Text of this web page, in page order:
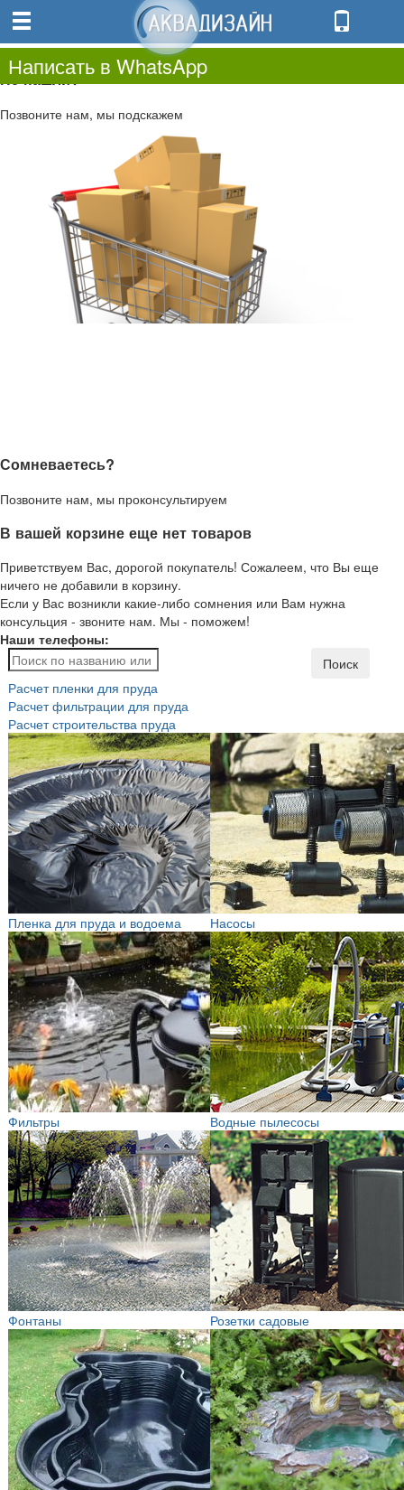
0.00
0
Не нашли?
Позвоните нам, мы подскажем
Сомневаетесь?
Позвоните нам, мы проконсультируем
В вашей корзине еще нет товаров
Приветствуем Вас, дорогой покупатель! Сожалеем, что Вы еще
ничего не добавили в корзину.
Если у Вас возникли какие-либо сомнения или Вам нужна
консульция - звоните нам. Мы - поможем!
Наши телефоны:
Написать в WhatsApp
Поиск
Расчет пленки для пруда
Расчет фильтрации для пруда
Расчет строительства пруда
Пленка для пруда и водоема Насосы
Фильтры Водные пылесосы
Фонтаны Розетки садовые